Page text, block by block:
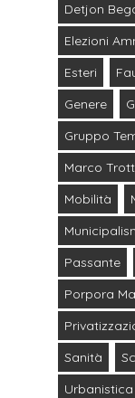
Detjon
Elezioni
Esteri
Genere
Gruppo
Marco
Mobilità
Passante
Porpora
Sanità
Urbanistica